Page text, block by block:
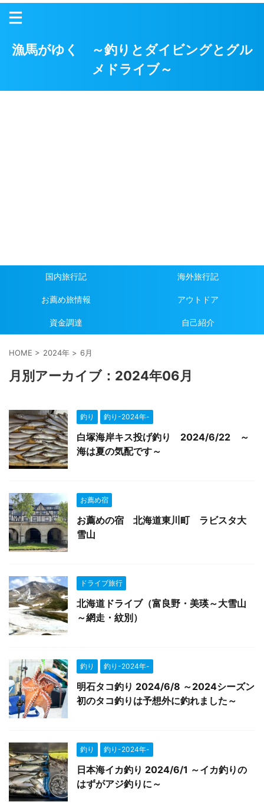
漁馬がゆく ～釣りとダイビングとグル
メドライブ～
国内旅行記 海外旅行記
お薦め旅情報 アウトドア
資金調達 自己紹介
HOME > 2024年 > 6月
月別アーカイブ：2024年06月
釣り 釣り-2024年-
白塚海岸キス投げ釣り 2024/6/22 ～
海は夏の気配です～
お薦め宿
お薦めの宿 北海道東川町 ラビスタ大
雪山
ドライブ旅行
北海道ドライブ（富良野・美瑛～大雪山
～網走・紋別）
釣り 釣り-2024年-
明石タコ釣り 2024/6/8 ～2024シーズン
初のタコ釣りは予想外に釣れました～
釣り 釣り-2024年-
日本海イカ釣り 2024/6/1 ～イカ釣りの
はずがアジ釣りに～